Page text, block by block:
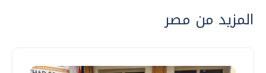
المزيد من مصر